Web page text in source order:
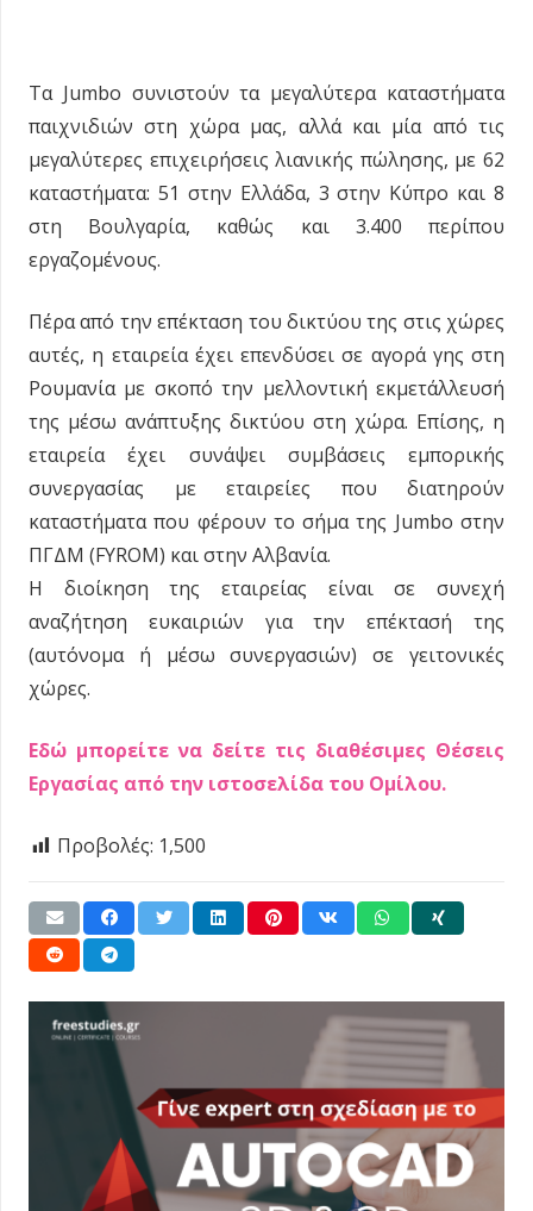
Τα Jumbo συνιστούν τα μεγαλύτερα καταστήματα
παιχνιδιών στη χώρα μας, αλλά και μία από τις
μεγαλύτερες επιχειρήσεις λιανικής πώλησης, με 62
καταστήματα: 51 στην Ελλάδα, 3 στην Κύπρο και 8
στη Βουλγαρία, καθώς και 3.400 περίπου
εργαζομένους.
Πέρα από την επέκταση του δικτύου της στις χώρες
αυτές, η εταιρεία έχει επενδύσει σε αγοράγης στη
Ρουμανία με σκοπό την μελλοντική εκμετάλλευσή
της μέσω ανάπτυξης δικτύου στη χώρα. Επίσης, η
εταιρεία έχει συνάψει συμβάσεις εμπορικής
συνεργασίας με εταιρείες που διατηρούν
καταστήματα που φέρουν το σήμα της Jumbo στην
ΠΓΔΜ (FYROM) και στην Αλβανία.
Η διοίκηση της εταιρείας είναι σε συνεχή
αναζήτηση ευκαιριών για την επέκτασή της
(αυτόνομα ή μέσω συνεργασιών) σε γειτονικές
χώρες.
Εδώ μπορείτε να δείτε τις διαθέσιμες Θέσεις
Εργασίας από την ιστοσελίδα του Ομίλου.
Προβολές: 1,500